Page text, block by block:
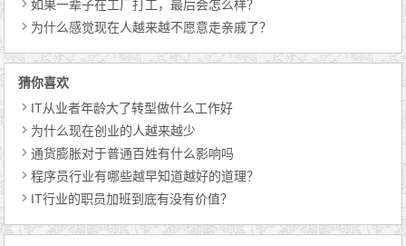
如果一辈子在工厂打工，最后会怎么样？
为什么感觉现在人越来越不愿意走亲戚了？
猜你喜欢
IT从业者年龄大了转型做什么工作好
为什么现在创业的人越来越少
通货膨胀对于普通百姓有什么影响吗
程序员行业有哪些越早知道越好的道理？
IT行业的职员加班到底有没有价值？